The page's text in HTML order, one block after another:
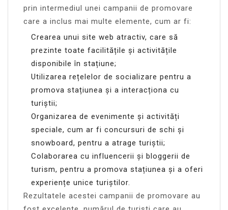
prin intermediul unei campanii de promovare
care a inclus mai multe elemente, cum ar fi:
Crearea unui site web atractiv, care să
prezinte toate facilitățile și activitățile
disponibile în stațiune;
Utilizarea rețelelor de socializare pentru a
promova stațiunea și a interacționa cu
turiștii;
Organizarea de evenimente și activități
speciale, cum ar fi concursuri de schi și
snowboard, pentru a atrage turiștii;
Colaborarea cu influencerii și bloggerii de
turism, pentru a promova stațiunea și a oferi
experiențe unice turiștilor.
Rezultatele acestei campanii de promovare au